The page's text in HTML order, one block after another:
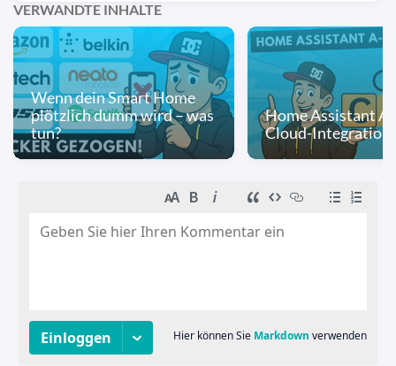
VERWANDTE INHALTE
Wenn dein Smart Home
plötzlich dumm wird – was
tun?
Home Assistant
Cloud-